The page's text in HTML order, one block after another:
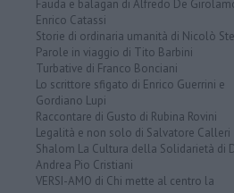
Fauda e balagan di Alfredo De
Enrico Catassi
Storie di ordinaria umanità di Nicolò
Parole in viaggio di Tito Barbini
Turbative di Franco Bonciani
Lo scrittore sfigato di Enrico Guerrini e
Gordiano Lupi
Raccontare di Gusto di Rubina Rovini
Legalità e non solo di Salvatore Calleri
Shalom La Cultura della Solidarietà di
Andrea Pio Cristiani
VERSI-AMO di Chi mette al centro la